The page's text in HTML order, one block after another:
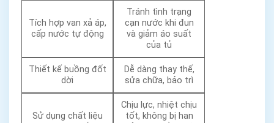
Tích hợp van xả áp,
cấp nước tự động
Tránh tình trạng
cạn nước khi đun
và giảm áo suất
của tủ
Thiết kế buồng đốt
dời
Dễ dàng thay thế,
sửa chữa, bảo trì
Sử dụng chất liệu
Chịu lực, nhiệt chịu
tốt, không bị han